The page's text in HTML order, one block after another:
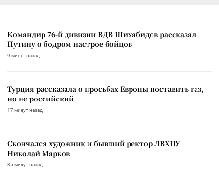
Командир 76-й дивизии ВДВ Шихабидов рассказал
Путину о бодром настрое бойцов
9 минут назад
Турция рассказала о просьбах Европы поставить газ,
но не российский
17 минут назад
Скончался художник и бывший ректор ЛВХПУ
Николай Марков
35 минут назад